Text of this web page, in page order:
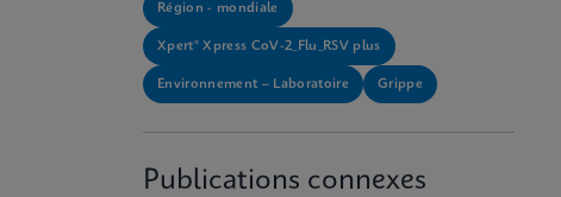
Région - mondiale
Xpert® Xpress CoV-2_Flu_RSV plus
Environnement – Laboratoire Grippe
Publications connexes